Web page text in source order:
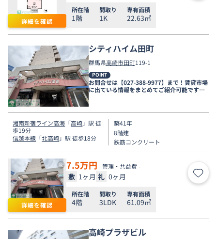
詳細を確認
所在階
1階
間取り
1K
専有面積
22.63㎡
シティハイム田町
群馬県高崎市田町119-1
POINT
お問合せは【027-388-9977】まで！賃貸市場
に出ている情報をまとめてご紹介可能です☆
認くださいませ♪
湘南新宿ライン高海 「高崎」駅 徒
歩19分
信越本線 「北高崎」駅 徒歩18分
築41年
8階建
鉄筋コンクリート
詳細を確認
7.5万円 管理・共益費 -
敷 1ヶ月 礼 0ヶ月 お気
所在階
4階
間取り
3LDK
専有面積
61.09㎡
高崎プラザビル